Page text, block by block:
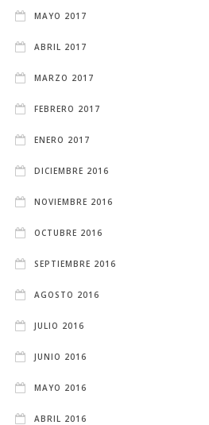
MAYO 2017
ABRIL 2017
MARZO 2017
FEBRERO 2017
ENERO 2017
DICIEMBRE 2016
NOVIEMBRE 2016
OCTUBRE 2016
SEPTIEMBRE 2016
AGOSTO 2016
JULIO 2016
JUNIO 2016
MAYO 2016
ABRIL 2016